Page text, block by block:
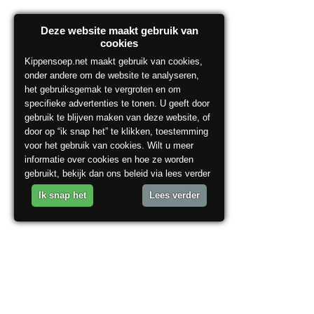
Deze website maakt gebruik van
cookies
Kippensoep.net maakt gebruik van cookies,
onder andere om de website te analyseren,
het gebruiksgemak te vergroten en om
specifieke advertenties te tonen. U geeft door
gebruik te blijven maken van deze website, of
door op “ik snap het” te klikken, toestemming
voor het gebruik van cookies. Wilt u meer
informatie over cookies en hoe ze worden
gebruikt, bekijk dan ons beleid via lees verder
Ik snap het Lees verder